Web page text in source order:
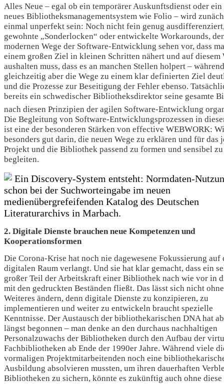
Alles Neue – egal ob ein temporärer Auskunftsdienst oder ein
neues Bibliotheksmanagementsystem wie Folio – wird
einmal unperfekt sein: Noch nicht fein genug
gewohnte „Sonderlocken“ oder entwickelte Workarounds,
modernen Wege der Software-Entwicklung sehen vor, dass
einem großen Ziel in kleinen Schritten nähert und auf diesem
aushalten muss, dass es an manchen Stellen holpert – während
gleichzeitig aber die Wege zu einem klar definierten Ziel
und die Prozesse zur Beseitigung der Fehler ebenso.
bereits ein schwedischer Bibliotheksdirektor seine gesamte
nach diesen Prinzipien der agilen Software-Entwicklung
Die Begleitung von Software-Entwicklungsprozessen in
ist eine der besonderen Stärken von effective WEBWORK:
besonders gut darin, die neuen Wege zu erklären und für das
Projekt und die Bibliothek passend zu formen und sensibel zu
begleiten.
Ein Discovery-System entsteht: Normdaten-
schon bei der Suchworteingabe im neuen
medienübergrefeifenden Katalog des Deutschen
Literaturarchivs in Marbach.
2. Digitale Dienste brauchen neue Kompetenzen und
Kooperationsformen
Die Corona-Krise hat noch nie dagewesene Fokussierung auf
digitalen Raum verlangt. Und sie hat klar gemacht, dass ein
großer Teil der Arbeitskraft einer Bibliothek nach wie vor in
mit den gedruckten Beständen fließt. Das lässt sich nicht ohne
Weiteres ändern, denn digitale Dienste zu konzipieren, zu
implementieren und weiter zu entwickeln braucht spezielle
Kenntnisse. Der Austausch der bibliothekarischen DNA hat
längst begonnen – man denke an den durchaus nachhaltigen
Personalzuwachs der Bibliotheken durch den Aufbau der
Fachbibliotheken ab Ende der 1990er Jahre. Während viele
vormaligen Projektmitarbeitenden noch eine
Ausbildung absolvieren mussten, um ihren dauerhaften
Bibliotheken zu sichern, könnte es zukünftig auch ohne diese